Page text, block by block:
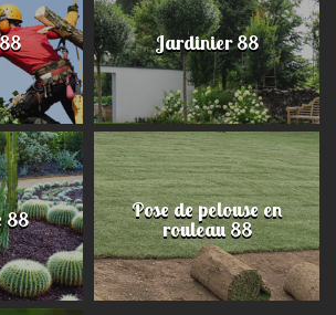
Jardinier 88
88 Pose de pelouse en
rouleau 88